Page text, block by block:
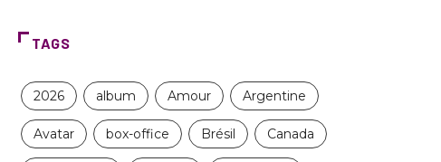
TAGS
2026 album Amour Argentine
Avatar box-office Brésil Canada